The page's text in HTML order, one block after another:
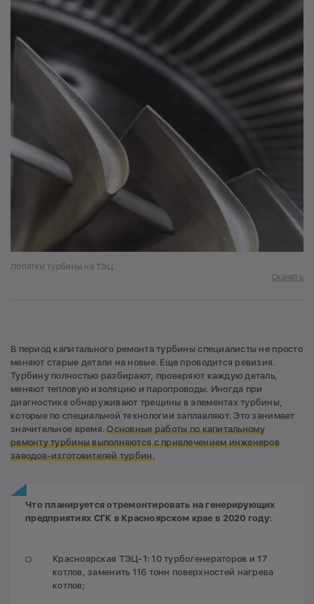
Лопатки турбины на ТЭЦ
Скачать
В период капитального ремонта турбины специалисты не просто
меняют старые детали на новые. Еще проводится ревизия.
Турбину полностью разбирают, проверяют каждую деталь,
меняют тепловую изоляцию и паропроводы. Иногда при
диагностике обнаруживают трещины в элементах турбины,
которые по специальной технологии заплавляют. Это занимает
значительное время.Основные работы по капитальному
ремонту турбины выполняются с привлечением инженеров
заводов-изготовителей турбин.
Что планируется отремонтировать на генерирующих
предприятиях СГК в Красноярском крае в 2020 году:
Красноярская ТЭЦ-1: 10 турбогенераторов и 17
котлов, заменить 116 тонн поверхностей нагрева
котлов;